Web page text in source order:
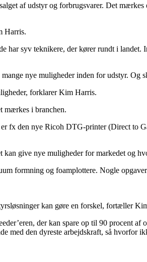
af udstyr og forbrugsvarer. Det
Harris.
har syv teknikere, der kører rundt i
nye muligheder inden for udstyr.
forklarer Kim Harris.
mærkes i branchen.
fx den nye Ricoh DTG-printer (Direct to
give nye muligheder for markedet og
formning og foamplottere. Nogle
kan gøre en forskel, fortæller
der kan spare op til 90 procent
den dyreste arbejdskraft, så hvorfor